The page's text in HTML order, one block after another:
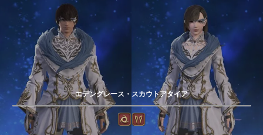
エデングレース・スカウトアタイア